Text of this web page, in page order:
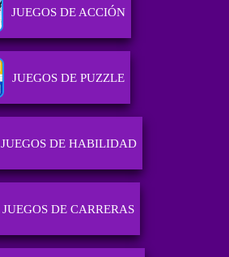
JUEGOS DE ACCIÓN
JUEGOS DE PUZZLE
JUEGOS DE HABILIDAD
JUEGOS DE CARRERAS